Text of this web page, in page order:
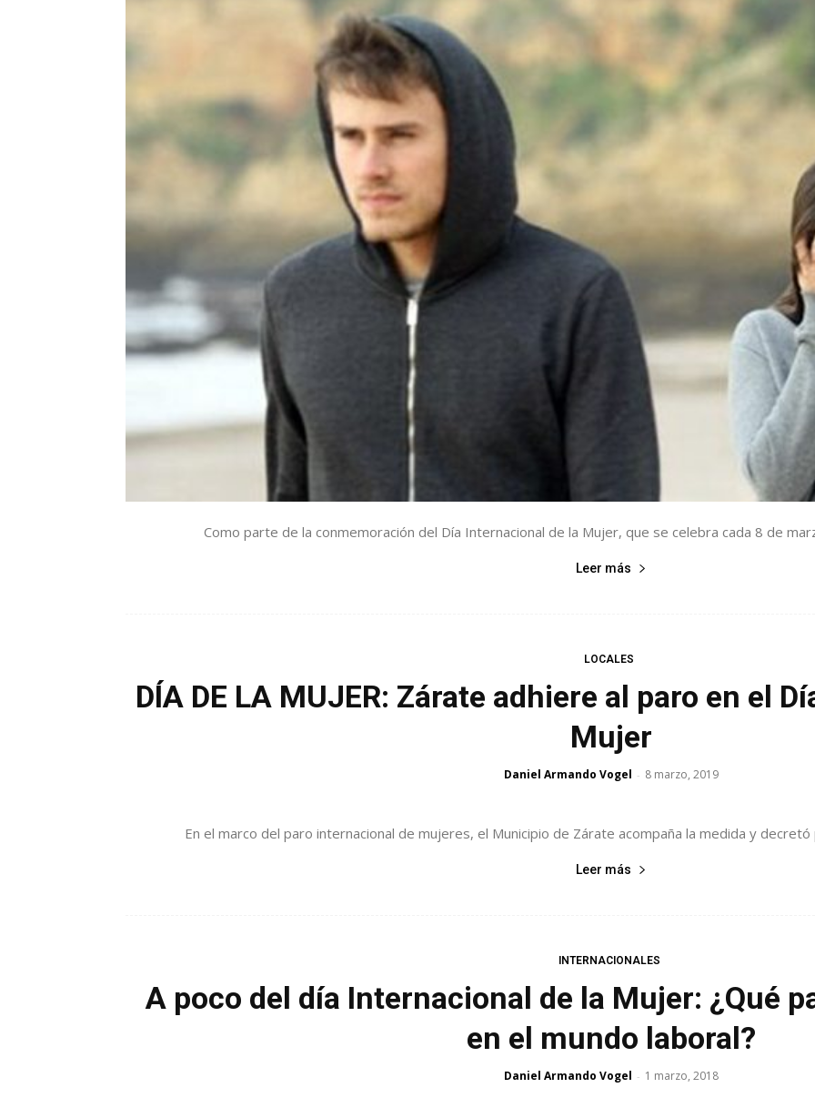
Como parte de la conmemoración del Día Internacional de la Mujer, que se celebra cada 8 de
Leer más
LOCALES
DÍA DE LA MUJER: Zárate adhiere al paro en el
Mujer
Daniel Armando Vogel - 8 marzo, 2019
En el marco del paro internacional de mujeres, el Municipio de Zárate acompaña la medida y
Leer más
INTERNACIONALES
A poco del día Internacional de la Mujer: ¿Qué
en el mundo laboral?
Daniel Armando Vogel - 1 marzo, 2018